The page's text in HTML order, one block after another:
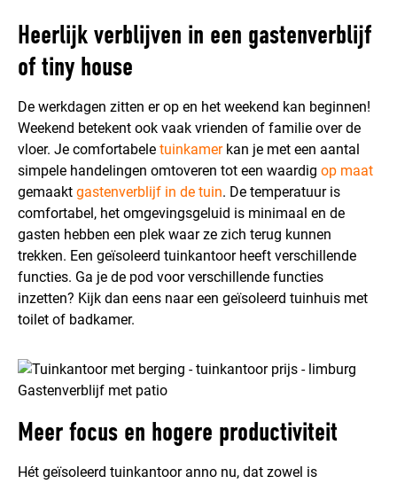
Heerlijk verblijven in een gastenverblijf
of tiny house
De werkdagen zitten er op en het weekend kan beginnen!
Weekend betekent ook vaak vrienden of familie over de
vloer. Je comfortabele tuinkamerkan je met een aantal
simpele handelingen omtoveren tot een waardig op maat
gemaakt gastenverblijf in de tuin. De temperatuur is
comfortabel, het omgevingsgeluid is minimaal en de
gasten hebben een plek waar ze zich terug kunnen
trekken. Een geïsoleerd tuinkantoor heeft verschillende
functies. Ga je de pod voor verschillende functies
inzetten? Kijk dan eens naar een geïsoleerd tuinhuis met
toilet of badkamer.
Gastenverblijf met patio
Meer focus en hogere productiviteit
Hét geïsoleerd tuinkantoor anno nu, dat zowel is